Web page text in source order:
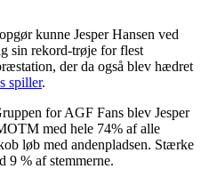
kunne Jesper Hansen ved
sin rekord-trøje for flest
der da også blev hædret
spiller.
for AGF Fans blev Jesper
med hele 74% af alle
løb med andenpladsen. Stærke
9 % af stemmerne.